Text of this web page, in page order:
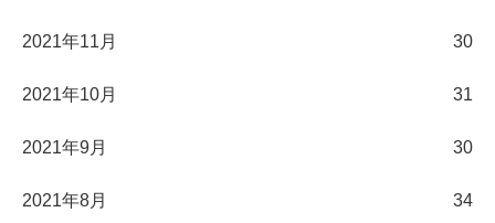
2021年11月 30
2021年10月 31
2021年9月 30
2021年8月 34